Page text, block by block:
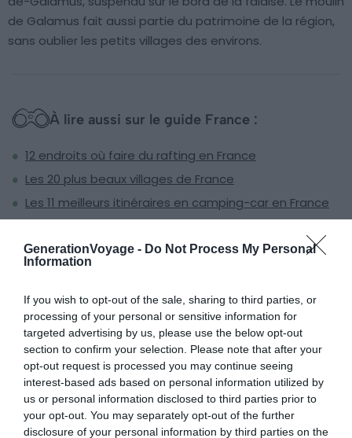
GenerationVoyage - Do Not Process My Personal
Information
If you wish to opt-out of the sale, sharing to third parties, or
processing of your personal or sensitive information for
targeted advertising by us, please use the below opt-out
section to confirm your selection. Please note that after your
opt-out request is processed you may continue seeing
interest-based ads based on personal information utilized by
us or personal information disclosed to third parties prior to
your opt-out. You may separately opt-out of the further
disclosure of your personal information by third parties on the
de Galamus fait aussi partie du patrimoine de la région,
sans oublier les petits villages des environs.
À lire aussi sur le guide France :
12 endroits où faire du rafting en France
Les 20 plus beaux villages de France
Les 11 meilleurs itinéraires en camping-car en France